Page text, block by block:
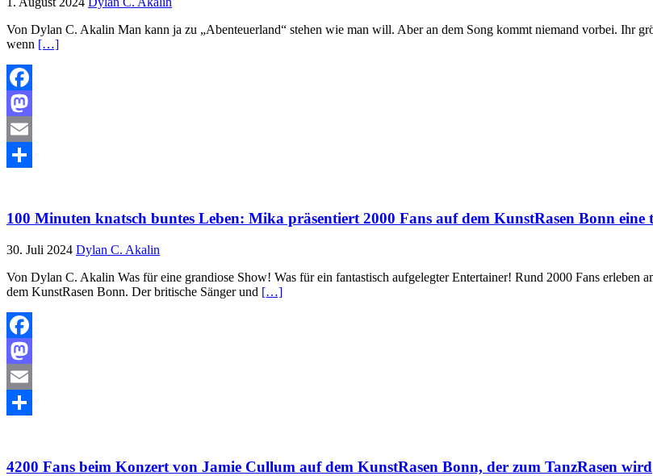
Von Dylan C. Akalin Man kann ja zu „Abenteuerland“ stehen wie man will. Aber an dem Song kommt niemand vorbei. Ihr
wenn […]
Facebook
Mastodon
Email
100 Minuten knatsch buntes Leben: Mika präsentiert 2000 Fans auf dem KunstRasen Bonn eine
30. Juli 2024 Dylan C. Akalin
Von Dylan C. Akalin Was für eine grandiose Show! Was für ein fantastisch aufgelegter Entertainer! Rund 2000 Fans erleben
dem KunstRasen Bonn. Der britische Sänger und […]
Facebook
Mastodon
Email
4200 Fans beim Konzert von Jamie Cullum auf dem KunstRasen Bonn, der zum TanzRasen wird